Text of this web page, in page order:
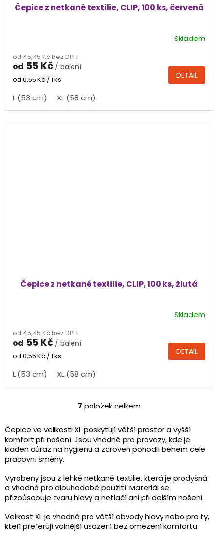
Čepice z netkané textilie, CLIP, 100 ks, červená
produktu
je
5,0
5
hvězdiček.
Skladem
od 45,45 Kč bez DPH
od 55 Kč / balení
Měrná
od 0,55 Kč / 1 ks DETAIL
L (53 cm) XL (58 cm)
Čepice z netkané textilie, CLIP, 100 ks, žlutá
produktu
je
5,0
5
hvězdiček.
Skladem
od 45,45 Kč bez DPH
od 55 Kč / balení
Měrná
od 0,55 Kč / 1 ks DETAIL
L (53 cm) XL (58 cm)
O
l
á
d
í
p
r
v
k
y
v
7 položek celkem
Čepice ve velikosti XL poskytují větší prostor a vyšší
komfort při nošení. Jsou vhodné pro provozy, kde je
kladen důraz na hygienu a zároveň pohodlí během celé
pracovní směny.
Vyrobeny jsou z lehké netkané textilie, která je prodyšná
a vhodná pro dlouhodobé použití. Materiál se
přizpůsobuje tvaru hlavy a netlačí ani při delším nošení.
Velikost XL je vhodná pro větší obvody hlavy nebo pro ty,
kteří preferují volnější usazení bez omezení komfortu.